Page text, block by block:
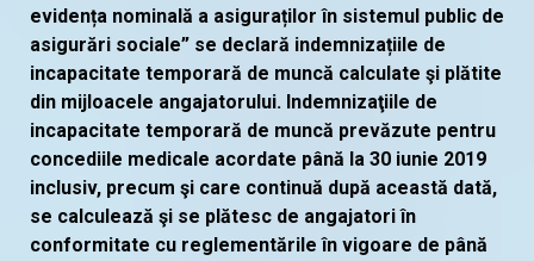
evidența nominală a asiguraților în sistemul public de
asigurări sociale” se declară indemnizațiile de
incapacitate temporară de muncă calculate şi plătite
din mijloacele angajatorului. Indemnizaţiile de
incapacitate temporară de muncă prevăzute pentru
concediile medicale acordate până la 30 iunie 2019
inclusiv, precum şi care continuă după această dată,
se calculează şi se plătesc de angajatori în
conformitate cu reglementările în vigoare de până